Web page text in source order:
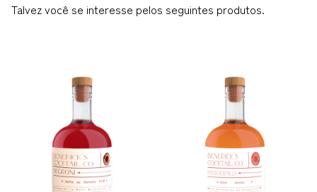
Talvez você se interesse pelos seguintes produtos.